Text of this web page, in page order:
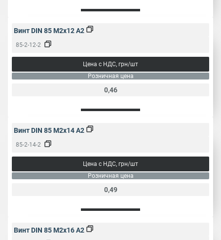
Винт DIN 85 M2x12 A2
85-2-12-2
Цена с НДС, грн/шт
Розничная цена
0,46
Винт DIN 85 M2x14 A2
85-2-14-2
Цена с НДС, грн/шт
Розничная цена
0,49
Винт DIN 85 M2x16 A2